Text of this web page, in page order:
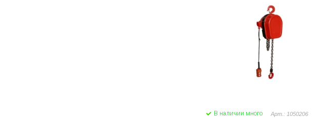
В наличии много Арт.: 1050206